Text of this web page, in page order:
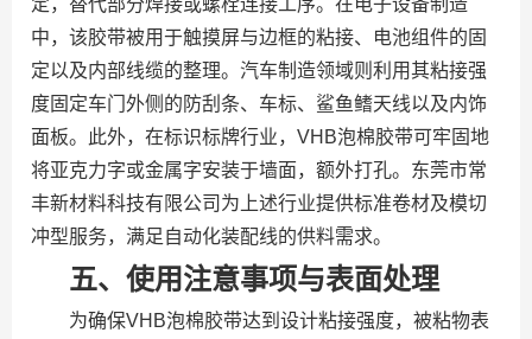
定，替代部分焊接或螺栓连接工序。在电子设备制造
中，该胶带被用于触摸屏与边框的粘接、电池组件的固
定以及内部线缆的整理。汽车制造领域则利用其粘接强
度固定车门外侧的防刮条、车标、鲨鱼鳍天线以及内饰
面板。此外，在标识标牌行业，VHB泡棉胶带可牢固地
将亚克力字或金属字安装于墙面，额外打孔。东莞市常
丰新材料科技有限公司为上述行业提供标准卷材及模切
冲型服务，满足自动化装配线的供料需求。
五、使用注意事项与表面处理
为确保VHB泡棉胶带达到设计粘接强度，被粘物表